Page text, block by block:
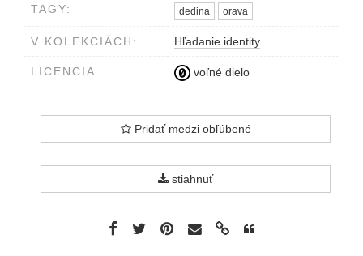
TAGY: dedina orava
V KOLEKCIÁCH: Hľadanie identity
LICENCIA: voľné dielo
Pridať medzi obľúbené
stiahnuť